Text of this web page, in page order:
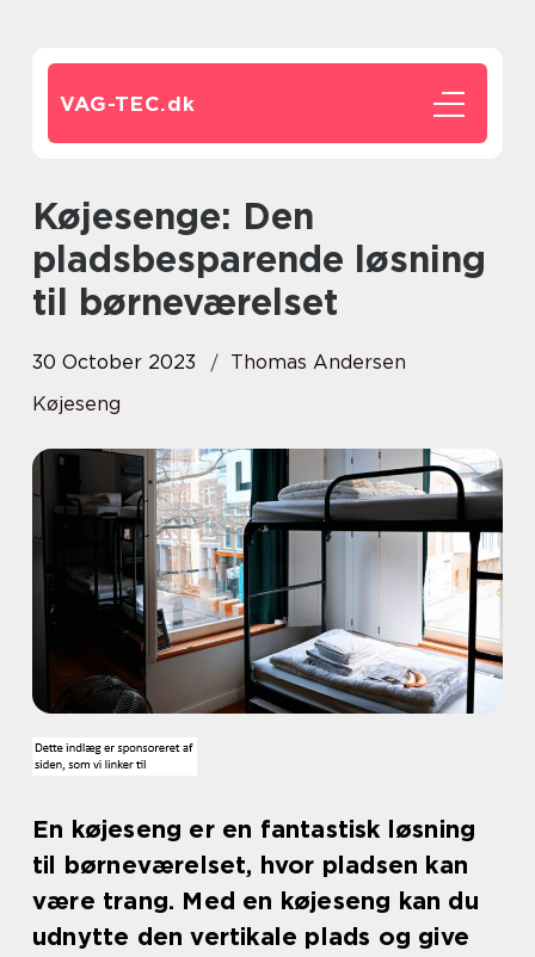
VAG-TEC.dk
Køjesenge: Den
pladsbesparende løsning
til børneværelset
30 October 2023
Thomas Andersen
Køjeseng
En køjeseng er en fantastisk løsning
til børneværelset, hvor pladsen kan
være trang. Med en køjeseng kan du
udnytte den vertikale plads og give